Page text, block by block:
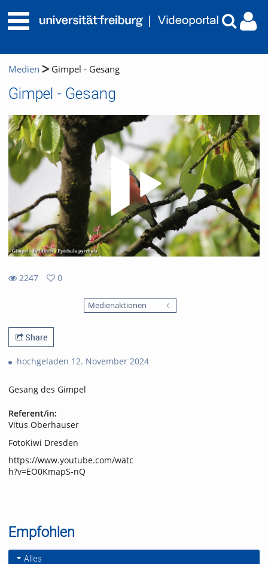
Medien Gimpel - Gesang
Gimpel - Gesang
2247
0
Medienaktionen
Share
hochgeladen 12. November 2024
Gesang des Gimpel
Referent/in:
Vitus Oberhauser
FotoKiwi Dresden
https://www.youtube.com/watc
h?v=EO0KmapS-nQ
Empfohlen
Alles